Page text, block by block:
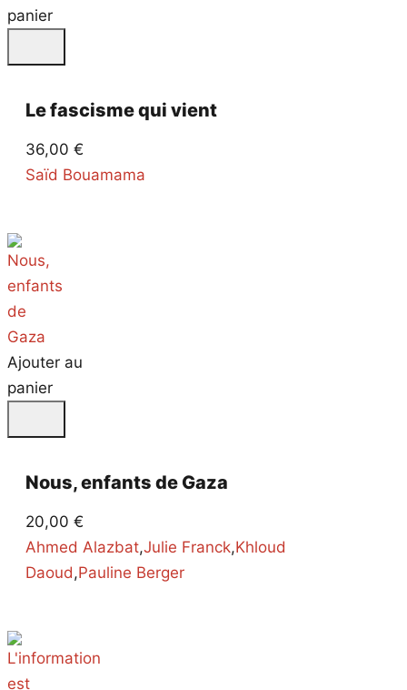
panier
Le fascisme qui vient
36,00 €
Saïd Bouamama
Ajouter au
panier
Nous, enfants de Gaza
20,00 €
Ahmed Alazbat,Julie Franck,Khloud
Daoud,Pauline Berger